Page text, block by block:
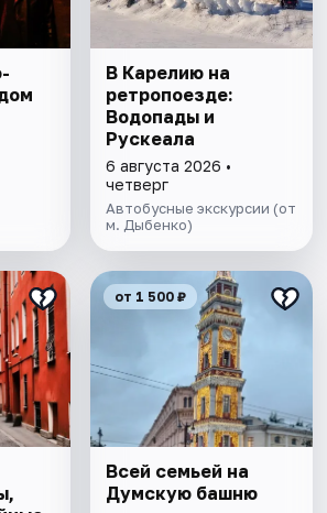
В Карелию на
ретропоезде:
Водопады и
Рускеала
6 августа 2026 •
четверг
Автобусные экскурсии (от
м. Дыбенко)
от 1 500 ₽
Всей семьей на
Думскую башню